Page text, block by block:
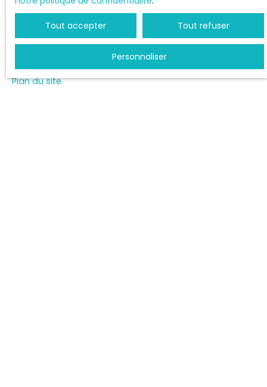
Nos honoraires
Mentions légales
Politique de confidentialité
Plan du site
Tout accepter Tout refuser
Personnaliser